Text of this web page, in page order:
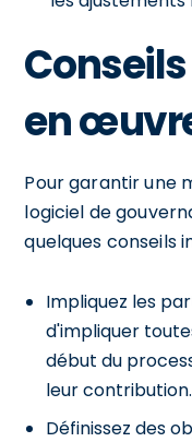
en
Pour garantir une
logiciel de
quelques conseils
Impliquez les
d'impliquer
début du
leur contribution.
Définissez des